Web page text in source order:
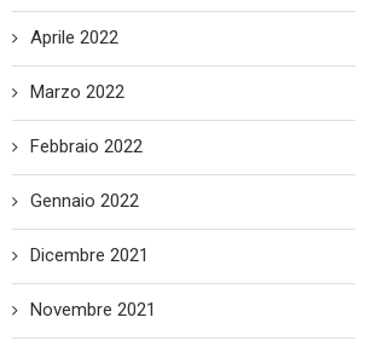
Aprile 2022
Marzo 2022
Febbraio 2022
Gennaio 2022
Dicembre 2021
Novembre 2021